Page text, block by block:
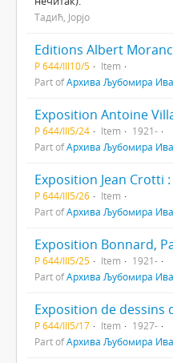
Тадић, Јорјо
Editions Albert
Р 644/III10/5
Item
Part ofАрхива Љубомира
Exposition Antoine
Р 644/III5/24 Item
1921-
Part ofАрхива Љубомира
Exposition Jean Crotti
Р 644/III5/26
Item
Part ofАрхива Љубомира
Exposition Bonnard,
Р 644/III5/25 Item
1921-
Part ofАрхива Љубомира
Р 644/III5/17 Item
1927-
Part ofАрхива Љубомира